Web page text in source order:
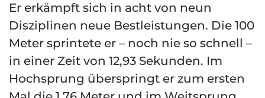
Er erkämpft sich in acht von neun
Disziplinen neue Bestleistungen. Die 100
Meter sprintete er – noch nie so schnell –
in einer Zeit von 12,93 Sekunden. Im
Hochsprung überspringt er zum ersten